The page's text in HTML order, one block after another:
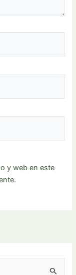
y web en este